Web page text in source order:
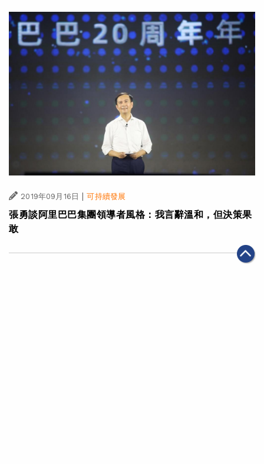
2019年09月16日 可持續發展
張勇談阿里巴巴集團領導者風格：我言辭溫和，但決策果
敢